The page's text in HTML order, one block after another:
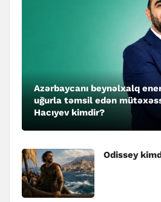
Azərbaycanı beynəlxalq
uğurla təmsil edən
Hacıyev kimdir?
Odissey